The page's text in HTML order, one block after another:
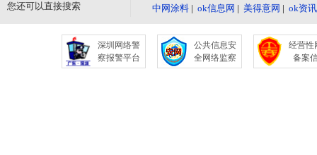
您还可以直接搜索
中网涂料 | ok信息网 | 美得意网 | ok资
深圳网络警
察报警平台
公共信息安
全网络监察
经营性
备案